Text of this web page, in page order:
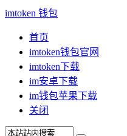
imtoken 钱包
首页
imtoken钱包官网
imtoken下载
im安卓下载
im钱包苹果下载
关闭